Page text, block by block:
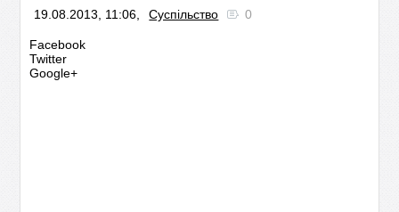
19.08.2013, 11:06, Суспільство 0
Facebook
Twitter
Google+